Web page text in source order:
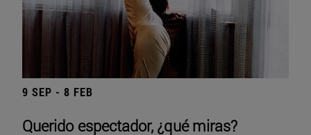
9 SEP - 8 FEB
Querido espectador, ¿qué miras?